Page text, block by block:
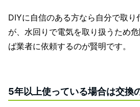
DIYに自信のある方なら自分で取り
が、水回りで電気を取り扱うため
ば業者に依頼するのが賢明です。
5年以上使っている場合は交換